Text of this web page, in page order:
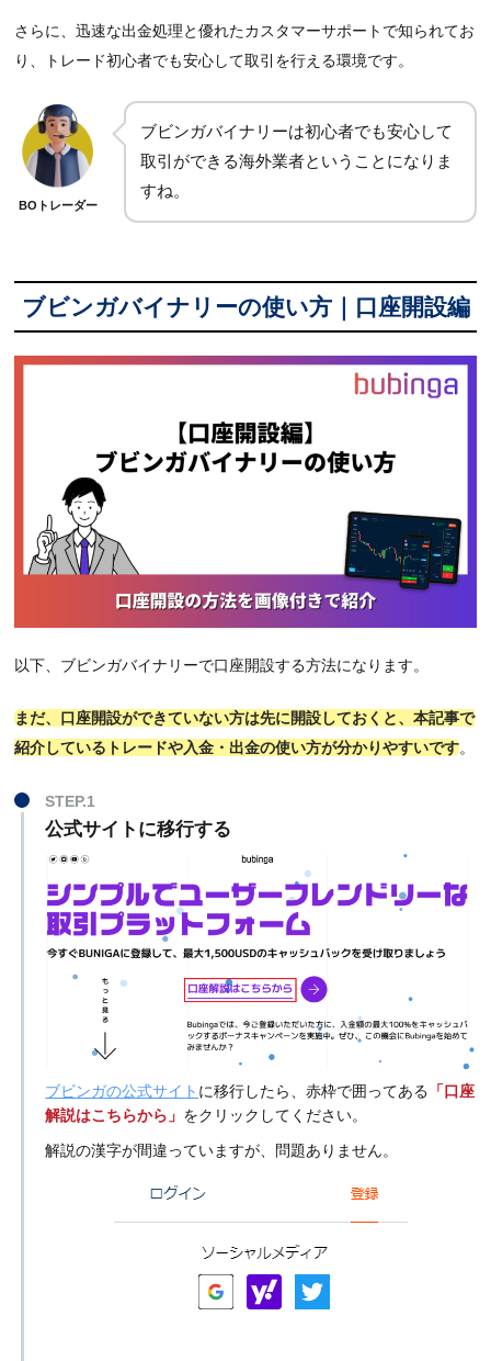
さらに、迅速な出金処理と優れたカスタマーサポートで知られてお
り、トレード初心者でも安心して取引を行える環境です。
BOトレーダー
ブビンガバイナリーは初心者でも安心して
取引ができる海外業者ということになりま
すね。
ブビンガバイナリーの使い方｜口座開設編
以下、ブビンガバイナリーで口座開設する方法になります。
まだ、口座開設ができていない方は先に開設しておくと、本記事で
紹介しているトレードや入金・出金の使い方が分かりやすいです。
STEP.1
公式サイトに移行する
ブビンガの公式サイト に移行したら、赤枠で囲ってある 「口座
解説はこちらから」 をクリックしてください。
解説の漢字が間違っていますが、問題ありません。